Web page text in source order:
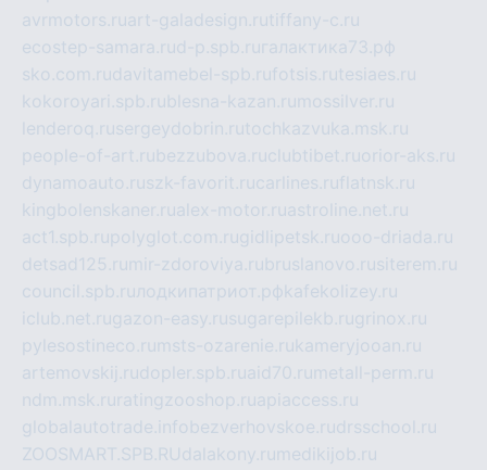
avrmotors.ruart-galadesign.rutiffany-c.ru
ecostep-samara.rud-p.spb.ru галактика73.рф
sko.com.rudavitamebel-spb.rufotsis.rutesiaes.ru
kokoroyari.spb.rublesna-kazan.ru mossilver.ru
lenderoq.rusergeydobrin.rutochkazvuka.msk.ru
people-of-art.rubezzubova.ruclubtibet.ruorior-aks.ru
dynamoauto.ruszk-favorit.rucarlines.ruflatnsk.ru
kingbolenskaner.rualex-motor.ruastroline.net.ru
act1.spb.rupolyglot.com.rugidlipetsk.ruooo-driada.ru
detsad125.ru mir-zdoroviya.rubruslanovo.rusiterem.ru
council.spb.ruлодкипатриот.рфkafekolizey.ru
iclub.net.rugazon-easy.rusugarepilekb.rugrinox.ru
pylesostineco.ru msts-ozarenie.rukameryjooan.ru
artemovskij.rudopler.spb.ruaid70.ru metall-perm.ru
ndm.msk.ru ratingzooshop.ruapiaccess.ru
globalautotrade.info bezverhovskoe.rudrsschool.ru
ZOOSMART.SPB.RUdalakony.ru medikijob.ru